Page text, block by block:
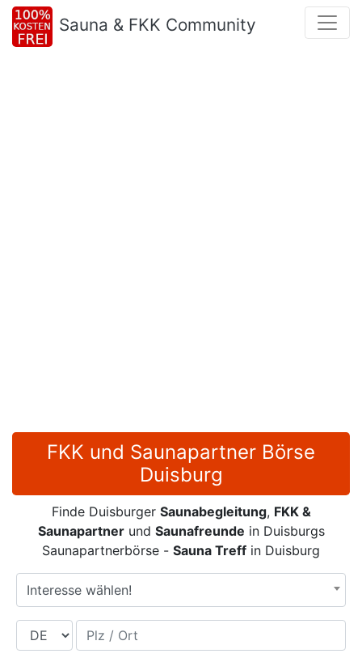
Sauna & FKK Community
FKK und Saunapartner Börse
Duisburg
Finde Duisburger Saunabegleitung, FKK &
Saunapartnerund Saunafreunde in Duisburgs
Saunapartnerbörse - Sauna Treff in Duisburg
Interesse wählen!
Land Plz / Ort